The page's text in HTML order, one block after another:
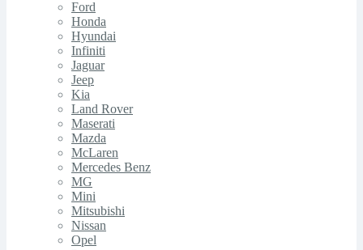
Ford
Honda
Hyundai
Infiniti
Jaguar
Jeep
Kia
Land Rover
Maserati
Mazda
McLaren
Mercedes Benz
MG
Mini
Mitsubishi
Nissan
Opel